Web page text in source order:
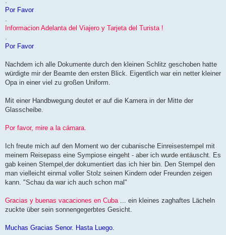
Por Favor
.
Informacion Adelanta del Viajero y Tarjeta del Turista !
.
Por Favor
Nachdem ich alle Dokumente durch den kleinen Schlitz geschoben hatte
würdigte mir der Beamte den ersten Blick. Eigentlich war ein netter kleiner
Opa in einer viel zu großen Uniform.
Mit einer Handbwegung deutet er auf die Kamera in der Mitte der
Glasscheibe.
Por favor, mire a la cámara.
Ich freute mich auf den Moment wo der cubanische Einreisestempel mit
meinem Reisepass eine Sympiose eingeht - aber ich wurde entäuscht. Es
gab keinen Stempel,der dokumentiert das ich hier bin. Den Stempel den
man vielleicht einmal voller Stolz seinen Kindern oder Freunden zeigen
kann. "Schau da war ich auch schon mal"
Gracias y buenas vacaciones en Cuba... ein kleines zaghaftes Lächeln
zuckte über sein sonnengegerbtes Gesicht.
Muchas Gracias Senor. Hasta Luego.